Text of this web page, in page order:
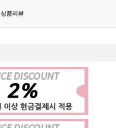
품리뷰